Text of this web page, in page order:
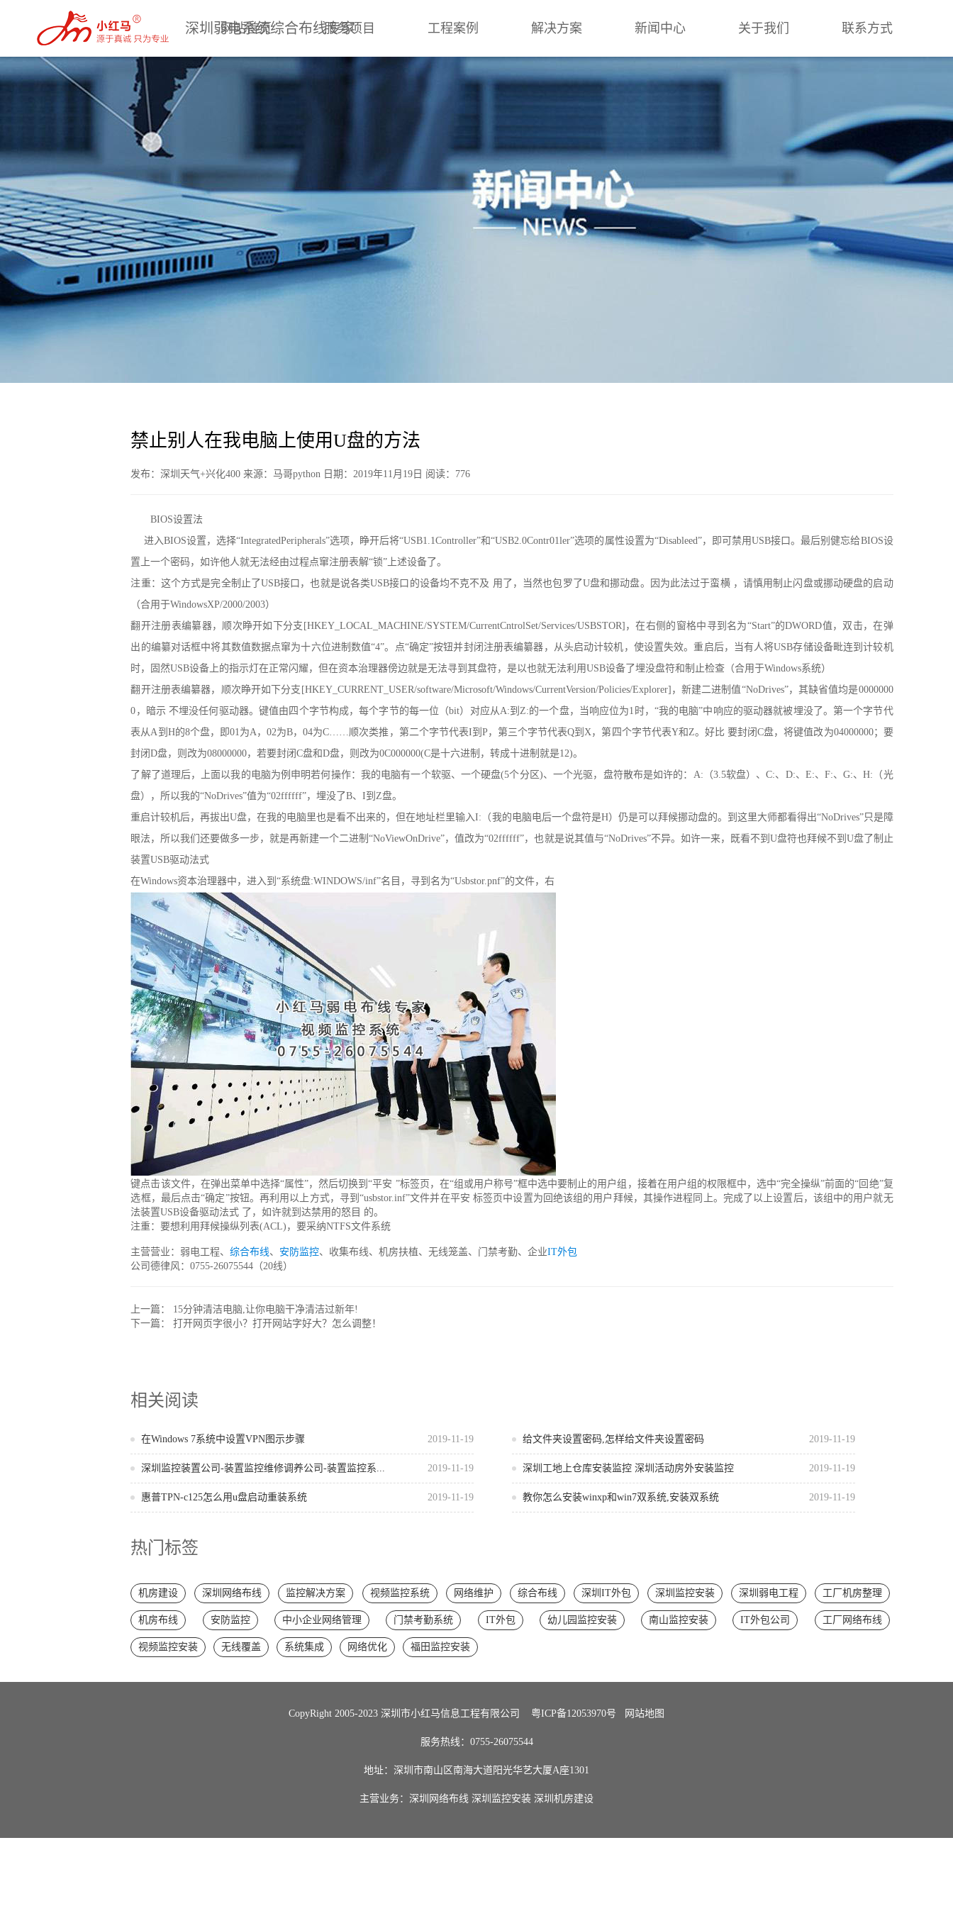
深圳弱电系统综合布线专家
网站首页 服务项目 工程案例 解决方案 新闻中心 关于我们 联系方式
禁止别人在我电脑上使用U盘的方法
发布：深圳天气+兴化400 来源：马哥python 日期：2019年11月19日 阅读： 776
BIOS设置法
进入BIOS设置，选择“IntegratedPeripherals”选项，睁开后将“USB1.1Controller”和“USB2.0Contr01ler”选项的属性设置为“Disableed”，即可禁用USB接口。最后别健忘给BIOS设
置上一个密码，如许他人就无法经由过程点窜注册表解“锁”上述设备了。
注重：这个方式是完全制止了USB接口，也就是说各类USB接口的设备均不克不及 用了，当然也包罗了U盘和挪动盘。因为此法过于蛮横 ，请慎用制止闪盘或挪动硬盘的启动
（合用于WindowsXP/2000/2003）
翻开注册表编纂器，顺次睁开如下分支[HKEY_LOCAL_MACHINE/SYSTEM/CurrentCntrolSet/Services/USBSTOR]，在右侧的窗格中寻到名为“Start”的DWORD值，双击，在弹
出的编纂对话框中将其数值数据点窜为十六位进制数值“4”。点“确定”按钮并封闭注册表编纂器，从头启动计较机，使设置失效。重启后，当有人将USB存储设备毗连到计较机
时，固然USB设备上的指示灯在正常闪耀，但在资本治理器傍边就是无法寻到其盘符，是以也就无法利用USB设备了埋没盘符和制止检查（合用于Windows系统）
翻开注册表编纂器，顺次睁开如下分支[HKEY_CURRENT_USER/software/Microsoft/Windows/CurrentVersion/Policies/Explorer]，新建二进制值“NoDrives”，其缺省值均是0000000
0，暗示 不埋没任何驱动器。键值由四个字节构成，每个字节的每一位（bit）对应从A:到Z:的一个盘，当响应位为1时，“我的电脑”中响应的驱动器就被埋没了。第一个字节代
表从A到H的8个盘，即01为A，02为B，04为C……顺次类推，第二个字节代表I到P，第三个字节代表Q到X，第四个字节代表Y和Z。好比 要封闭C盘，将键值改为04000000；要
封闭D盘，则改为08000000，若要封闭C盘和D盘，则改为0C000000(C是十六进制，转成十进制就是12)。
了解了道理后，上面以我的电脑为例申明若何操作：我的电脑有一个软驱、一个硬盘(5个分区)、一个光驱，盘符散布是如许的：A:（3.5软盘）、C:、D:、E:、F:、G:、H:（光
盘），所以我的“NoDrives”值为“02ffffff”，埋没了B、I到Z盘。
重启计较机后，再拔出U盘，在我的电脑里也是看不出来的，但在地址栏里输入I:（我的电脑电后一个盘符是H）仍是可以拜候挪动盘的。到这里大师都看得出“NoDrives”只是障
眼法，所以我们还要做多一步，就是再新建一个二进制“NoViewOnDrive”，值改为“02ffffff”，也就是说其值与“NoDrives”不异。如许一来，既看不到U盘符也拜候不到U盘了制止
装置USB驱动法式
在Windows资本治理器中，进入到“系统盘:WINDOWS/inf”名目，寻到名为“Usbstor.pnf”的文件，右
键点击该文件，在弹出菜单中选择“属性”，然后切换到“平安 ”标签页，在“组或用户称号”框中选中要制止的用户组，接着在用户组的权限框中，选中“完全操纵”前面的“回绝”复
选框，最后点击“确定”按钮。再利用以上方式，寻到“usbstor.inf”文件并在平安 标签页中设置为回绝该组的用户拜候，其操作进程同上。完成了以上设置后，该组中的用户就无
法装置USB设备驱动法式 了，如许就到达禁用的怒目 的。
注重：要想利用拜候操纵列表(ACL)，要采纳NTFS文件系统
主营营业：弱电工程、综合布线、 安防监控、收集布线、机房扶植、无线笼盖、门禁考勤、企业IT外包
公司德律风：0755-26075544（20线）
上一篇： 15分钟清洁电脑,让你电脑干净清洁过新年!
下一篇：打开网页字很小？打开网站字好大？怎么调整！
相关阅读
2019-11-19
在Windows 7系统中设置VPN图示步骤 2019-11-19
给文件夹设置密码,怎样给文件夹设置密码
2019-11-19
深圳监控装置公司-装置监控维修调养公司-装置监控系... 2019-11-19
深圳工地上仓库安装监控 深圳活动房外安装监控
2019-11-19
惠普TPN-c125怎么用u盘启动重装系统 2019-11-19
教你怎么安装winxp和win7双系统,安装双系统
热门标签
机房建设 深圳网络布线 监控解决方案 视频监控系统 网络维护 综合布线 深圳IT外包 深圳监控安装 深圳弱电工程 工厂机房整理
机房布线 安防监控 中小企业网络管理 门禁考勤系统 IT外包 幼儿园监控安装 南山监控安装 IT外包公司 工厂网络布线
视频监控安装 无线覆盖 系统集成 网络优化 福田监控安装
CopyRight 2005-2023 深圳市小红马信息工程有限公司 粤ICP备12053970号 网站地图
服务热线：0755-26075544
地址：深圳市南山区南海大道阳光华艺大厦A座1301
主营业务： 深圳网络布线 深圳监控安装 深圳机房建设